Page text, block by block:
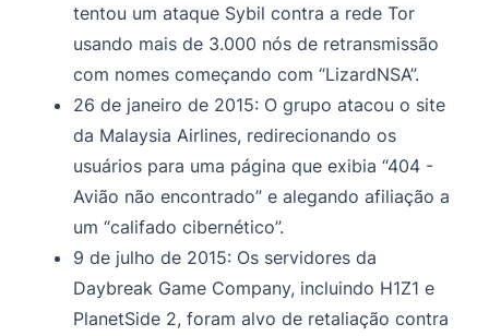
tentou um ataque Sybil contra a rede Tor
usando mais de 3.000 nós de retransmissão
com nomes começando com “LizardNSA”.
26 de janeiro de 2015: O grupo atacou o site
da Malaysia Airlines, redirecionando os
usuários para uma página que exibia “404 -
Avião não encontrado” e alegando afiliação a
um “califado cibernético”.
9 de julho de 2015: Os servidores da
Daybreak Game Company, incluindo H1Z1 e
PlanetSide 2, foram alvo de retaliação contra